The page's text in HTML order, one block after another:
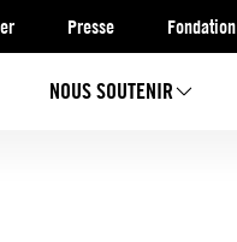
Presse Fondation
NOUS SOUTENIR